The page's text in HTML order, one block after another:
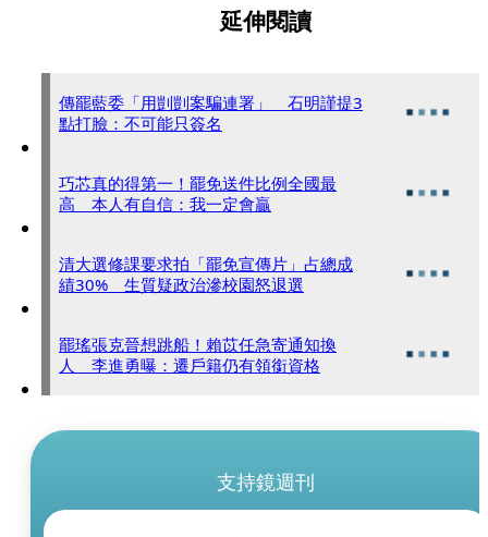
延伸閱讀
傳罷藍委「用剴剴案騙連署」 石明謹提3
點打臉：不可能只簽名
巧芯真的得第一！罷免送件比例全國最
高 本人有自信：我一定會贏
清大選修課要求拍「罷免宣傳片」占總成
績30% 生質疑政治滲校園怒退選
罷瑤張克晉想跳船！賴苡任急寄通知換
人 李進勇曝：遷戶籍仍有領銜資格
支持鏡週刊